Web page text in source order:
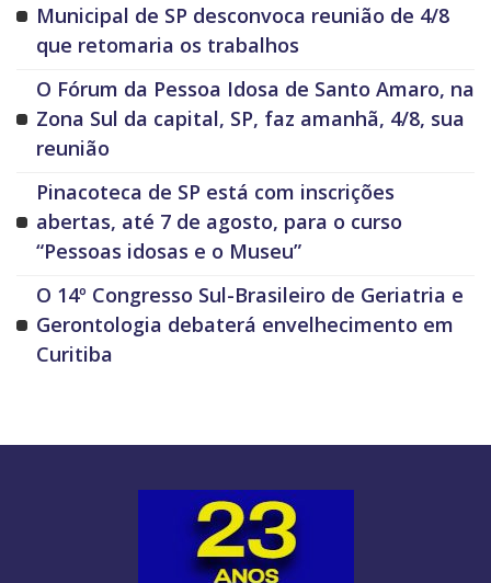
Municipal de SP desconvoca reunião de 4/8
que retomaria os trabalhos
O Fórum da Pessoa Idosa de Santo Amaro, na
Zona Sul da capital, SP, faz amanhã, 4/8, sua
reunião
Pinacoteca de SP está com inscrições
abertas, até 7 de agosto, para o curso
“Pessoas idosas e o Museu”
O 14º Congresso Sul-Brasileiro de Geriatria e
Gerontologia debaterá envelhecimento em
Curitiba